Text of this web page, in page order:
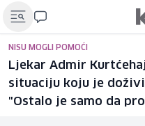
NISU MOGLI POMOĆI
Ljekar Admir
situaciju koju je
"Ostalo je samo da